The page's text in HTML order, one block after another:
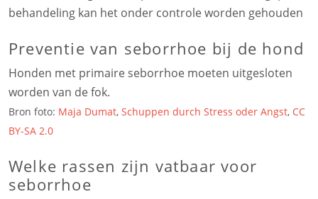
behandeling kan het onder controle worden gehouden
Preventie van seborrhoe bij de hond
Honden met primaire seborrhoe moeten uitgesloten
worden van de fok.
Bron foto: Maja Dumat, Schuppen durch Stress oder Angst, CC
BY-SA 2.0
Welke rassen zijn vatbaar voor
seborrhoe